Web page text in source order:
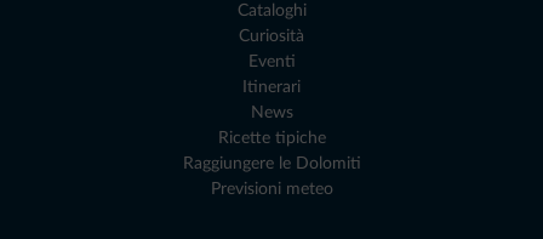
Cataloghi
Curiosità
Eventi
Itinerari
News
Ricette tipiche
Raggiungere le Dolomiti
Previsioni meteo